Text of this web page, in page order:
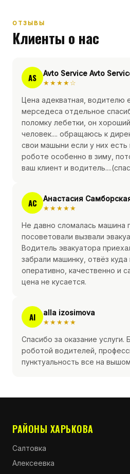
ОТЗЫВЫ
Клиенты о нас
AS Avto Service Avto
★★★★☆
Цена адекватная, водителю
мерседеса отдельное
поломку лебетки, он
человек.... обращаюсь к
свои машыни если у них есть
роботе особенно в зиму,
ваш клиент и
АС Анастасия
★★★★★
Не давно сломалась машина
посоветовали вызвали
Водитель эвакуатора
забрали машинку, отвёз
оперативно, качественно и
цена не кусается.
AI alla izosimova
★★★★★
Спасибо за оказание услуги.
роботой водителей,
пунктуальность все на
РАЙОНЫ ХАРЬКОВА
Салтовка
Алексеевка